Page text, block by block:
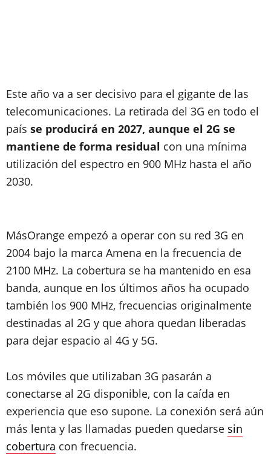
Este año va a ser decisivo para el gigante de las
telecomunicaciones. La retirada del 3G en todo el
país se producirá en 2027, aunque el 2G se
mantiene de forma residual con una mínima
utilización del espectro en 900 MHz hasta el año
2030.
MásOrange empezó a operar con su red 3G en
2004 bajo la marca Amena en la frecuencia de
2100 MHz. La cobertura se ha mantenido en esa
banda, aunque en los últimos años ha ocupado
también los 900 MHz, frecuencias originalmente
destinadas al 2G y que ahora quedan liberadas
para dejar espacio al 4G y 5G.
Los móviles que utilizaban 3G pasarán a
conectarse al 2G disponible, con la caída en
experiencia que eso supone. La conexión será aún
más lenta y las llamadas pueden quedarse sin
cobertura con frecuencia.